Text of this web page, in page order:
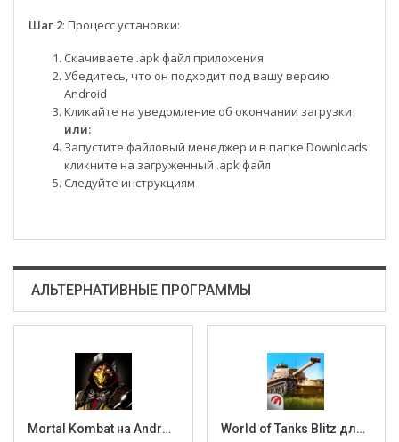
Шаг 2: Процесс установки:
Скачиваете .apk файл приложения
Убедитесь, что он подходит под вашу версию
Android
Кликайте на уведомление об окончании загрузки
или:
Запустите файловый менеджер и в папке Downloads
кликните на загруженный .apk файл
Следуйте инструкциям
АЛЬТЕРНАТИВНЫЕ ПРОГРАММЫ
Mortal Kombat на Android World of Tanks Blitz для Android